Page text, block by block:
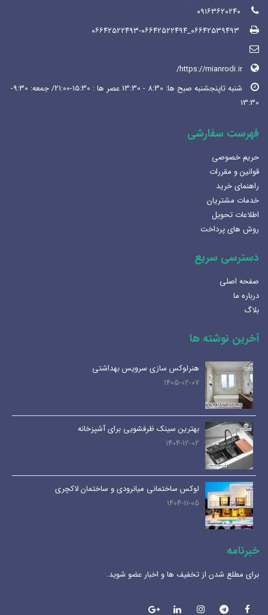
https://mianrodi.ir/
شنبه تاپنجشنبه صبح ها: 8:30 - 13:30 عصر ها : 15:30-21:00/ جمعه: 9:30-
13:30
فهرست سفارشی
حریم خصوصی
قوانین و مقررات
راهنمای خرید
خدمات مشتریان
اطلاعات تحویل
روش های پرداخت
دسترسی سریع
صفحه اصلی
درباره ما
بلاگ
آخرین نوشته ها
هنرلوکس سازی سرویس بهداشتی
1405-02-07
بهترین سینک ظرفشویی برای آشپزخانه
1404-12-02
لوکس ساختمانی میانرودی و ساختمان لاکچری
1404-11-05
خبرنامه
برای مطلع شدن از تخفیف ها و اخبار عضو شوید.